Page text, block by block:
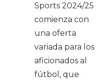
Sports 2024/25
comienza con
una oferta
variada para los
aficionados al
fútbol, que